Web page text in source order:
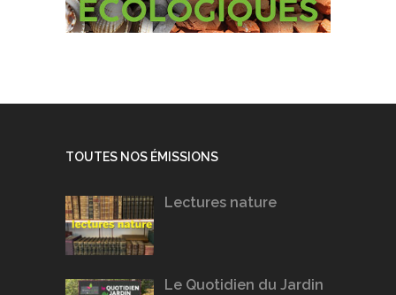
TOUTES NOS ÉMISSIONS
Lectures nature
Le Quotidien du Jardin